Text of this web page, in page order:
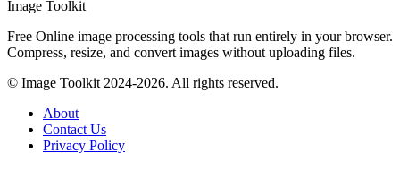
Image Toolkit
Free Online image processing tools that run entirely in your browser.
Compress, resize, and convert images without uploading files.
© Image Toolkit 2024-2026. All rights reserved.
About
Contact Us
Privacy Policy